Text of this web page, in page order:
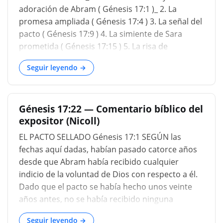
puede contar. Y entonces Sarai viene con un plan
alternativ
adoración de Abram ( Génesis 17:1 )_ 2. La
promesa ampliada ( Génesis 17:4 ) 3. La señal del
pacto ( Génesis 17:9 ) 4. La simiente de Sara
prometida ( Génesis 17:15 ) 5. La risa de
Abraham ( Génesis 17:17 ) 6. La súplica de
Abraham por Ismael ( Génesis 17:18 ) 7. La
obediencia de Abraham ...
Seguir leyendo →
Génesis 17:22 — Comentario bíblico del
expositor (Nicoll)
EL PACTO SELLADO Génesis 17:1 SEGÚN las
fechas aquí dadas, habían pasado catorce años
desde que Abram había recibido cualquier
indicio de la voluntad de Dios con respecto a él.
Dado que el pacto se había hecho unos veinte
años antes, no se había recibido ninguna
comunicación directa; y ningún mensaje de
Seguir leyendo →